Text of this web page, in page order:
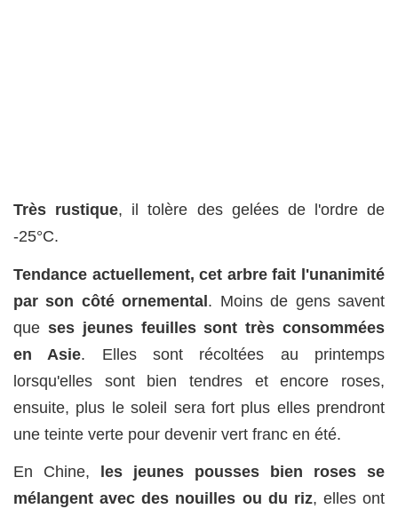
Très rustique, il tolère des gelées de l'ordre de
-25°C.
Tendance actuellement, cet arbre fait l'unanimité
par son côté ornemental. Moins de gens savent
que ses jeunes feuilles sont très consommées
en Asie. Elles sont récoltées au printemps
lorsqu'elles sont bien tendres et encore roses,
ensuite, plus le soleil sera fort plus elles prendront
une teinte verte pour devenir vert franc en été.
En Chine,
les jeunes pousses bien roses se
mélangent avec des nouilles ou du riz, elles ont